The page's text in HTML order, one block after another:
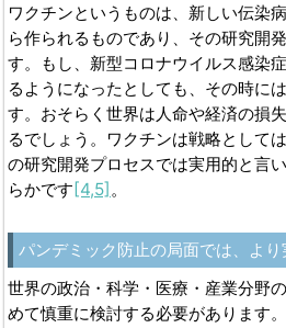
ワクチンというものは、新しい伝染
ら作られるものであり、その研究開
す。もし、新型コロナウイルス感染
るようになったとしても、その時に
す。おそらく世界は人命や経済の損
るでしょう。ワクチンは戦略として
の研究開発プロセスでは実用的と言
らかです [4,5] 。
パンデミック防止の局面では、よ
世界の政治・科学・医療・産業分野
めて慎重に検討する必要があります